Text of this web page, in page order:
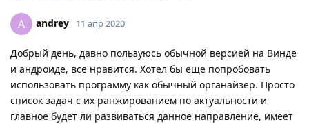
A andrey 11 апр 2020
Добрый день, давно пользуюсь обычной версией на Винде
и андроиде, все нравится. Хотел бы еще попробовать
использовать программу как обычный органайзер. Просто
список задач с их ранжированием по актуальности и
главное будет ли развиваться данное направление, имеет